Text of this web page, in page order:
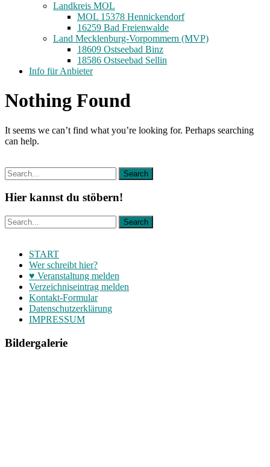
Landkreis MOL
MOL 15378 Hennickendorf
16259 Bad Freienwalde
Land Mecklenburg-Vorpommern (MVP)
18609 Ostseebad Binz
18586 Ostseebad Sellin
Info für Anbieter
Nothing Found
It seems we can’t find what you’re looking for. Perhaps searching
can help.
Hier kannst du stöbern!
START
Wer schreibt hier?
♥ Veranstaltung melden
Verzeichniseintrag melden
Kontakt-Formular
Datenschutzerklärung
IMPRESSUM
Bildergalerie